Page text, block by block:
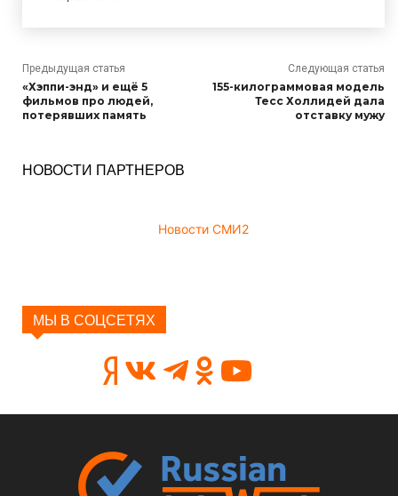
Предыдущая статья
«Хэппи-энд» и ещё 5
фильмов про людей,
потерявших память
Следующая статья
155-килограммовая модель
Тесс Холлидей дала
отставку мужу
НОВОСТИ ПАРТНЕРОВ
Новости СМИ2
МЫ В СОЦСЕТЯХ